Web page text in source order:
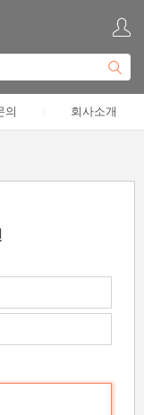
의 회사소개